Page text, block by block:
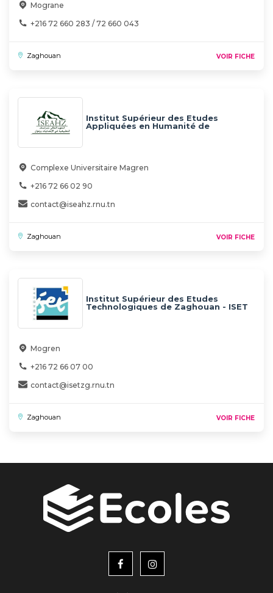
Mograne
+216 72 660 283 / 72 660 043
Zaghouan VOIR FICHE
Institut Supérieur des Etudes
Appliquées en Humanité de
Complexe Universitaire Magren
+216 72 66 02 90
contact@iseahz.rnu.tn
Zaghouan VOIR FICHE
Institut Supérieur des Etudes
Technologiques de Zaghouan - ISET
Mogren
+216 72 66 07 00
contact@isetzg.rnu.tn
Zaghouan VOIR FICHE
menu